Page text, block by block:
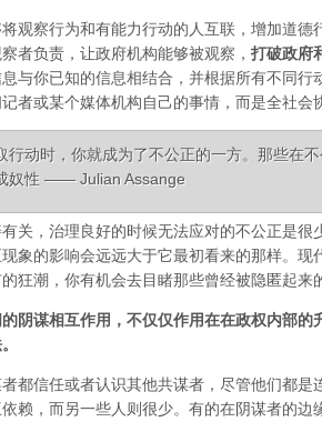
观察行为和有能力行动的人互联，增加道德
者负责，让政府机构能够被观察， 打破政府
与你已知的信息相结合，并根据所有不同行
者或某个媒体机构自己的事情，而是全社会
动时，你就成为了不公正的一方。那些在
奴性 —— Julian Assange
关，治理良好的时候无法应对的不公正是很
象的影响会远远大于它最初看来的那样。现
狂潮，你有机会去目睹那些曾经被隐匿起来
阴谋相互作用，不仅仅作用在在政权内部的
都信任或者认识其他共谋者，尽管他们都是
赖，而另一些人则很少。有的在阴谋者的边